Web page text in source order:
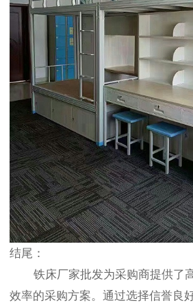
结尾：
铁床厂家批发为采购商提供了
效率的采购方案。通过选择信誉良